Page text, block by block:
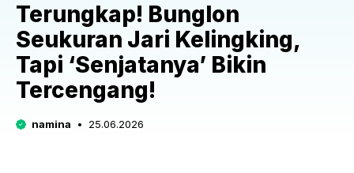
Terungkap! Bunglon
Seukuran Jari Kelingking,
Tapi ‘Senjatanya’ Bikin
Tercengang!
namina 25.06.2026